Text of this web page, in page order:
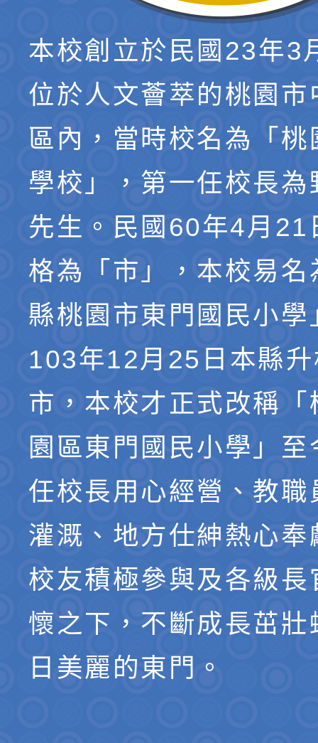
本校創立於民國23年3
位於人文薈萃的桃園市
區內，當時校名為「桃
學校」，第一任校長為
先生。民國60年4月21
格為「市」，本校易名
縣桃園市東門國民小學
103年12月25日本縣
市，本校才正式改稱「
園區東門國民小學」
任校長用心經營、教職
灌溉、地方仕紳熱心奉
校友積極參與及各級長
懷之下，不斷成長茁壯
日美麗的東門。